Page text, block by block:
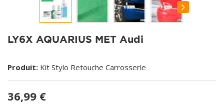
LY6X AQUARIUS MET Audi
Produit: Kit Stylo Retouche Carrosserie
36,99 €